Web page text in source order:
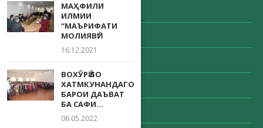
Октябрь 2020
Сентябрь 2020
Май 2020
Апрель 2020
МАҲФИЛИ
ИЛМИИ
“МАЪРИФАТИ
МОЛИЯВӢ”
16.12.2021
ВОХӮРӢ БО
ХАТМКУНАНДАГОН
БАРОИ ДАЪВАТ
БА САФИ...
06.05.2022